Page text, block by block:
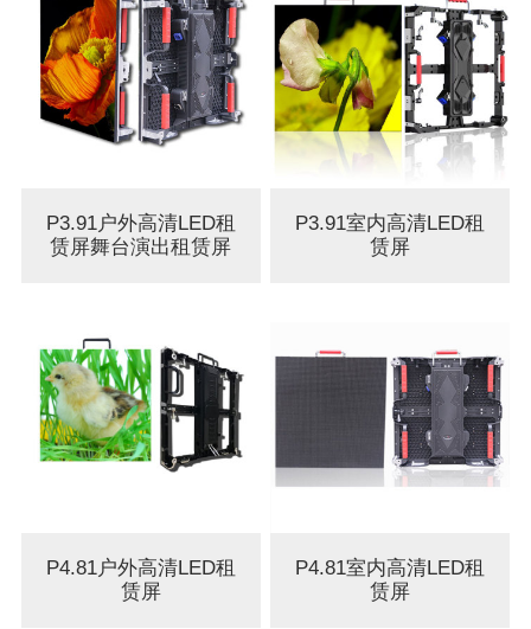
P3.91户外高清LED租
赁屏舞台演出租赁屏
P3.91室内高清LED租
赁屏
P4.81户外高清LED租
赁屏
P4.81室内高清LED租
赁屏